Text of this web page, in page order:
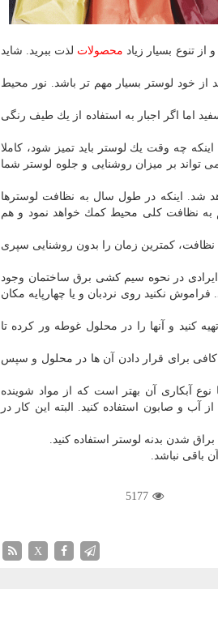
تنوع بسیار زیاد محصولات لذت ببرید. شاید
از خود لوستر بسیار مهم تر باشد. نور محیط
اما اگر اجبار به استفاده از یك طیف رنگی
چه وقت یك لوستر باید تمیز شود، كاملا
تواند بر میزان روشنایی و جلوه لوستر شما
شد. اینكه در طول سال به نظافت لوسترها
به نظافت كلی محیط كمك خواهد نمود و هم
نظافت، كمترین زمان را بدون روشنایی سپری
ایرادی در نحوه سیم كشی برق ساختمان وجود
نكنید روی نردبان و یا چهارپایه مكان
و آنها را در محلول غوطه ور كرده تا
بهتر است از محلول آب و صابون استفاده كنید. ۳۰ دقیقه، زمان كافی برای قرار دادن آن ها در محلول و سپس
نوع آبكاری آن بهتر است كه از مواد شوینده
و صابون استفاده كنید. البته این كار در
شدن بدنه لوستر استفاده كنید.
باقی نباشد.
5177
X